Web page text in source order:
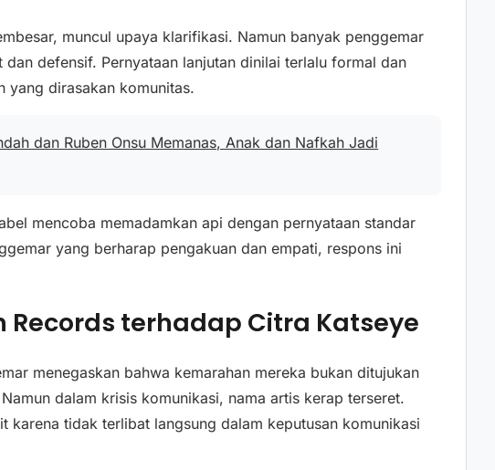
muncul upaya klarifikasi. Namun banyak penggemar
dan defensif. Pernyataan lanjutan dinilai terlalu formal dan
yang dirasakan komunitas.
dan Ruben Onsu Memanas, Anak dan Nafkah Jadi
mencoba memadamkan api dengan pernyataan standar
yang berharap pengakuan dan empati, respons ini
Records terhadap Citra Katseye
menegaskan bahwa kemarahan mereka bukan ditujukan
dalam krisis komunikasi, nama artis kerap terseret.
karena tidak terlibat langsung dalam keputusan komunikasi